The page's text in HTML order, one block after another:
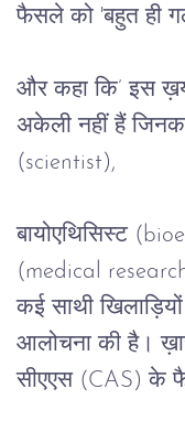
फैसले को 'बहुत ही
और कहा कि’ इस
अकेली नहीं हैं
(scientist),
बायोएथिसिस्ट
(medical
कई साथी खिलाड़ियों
आलोचना की है।
सीएएस (CAS) के